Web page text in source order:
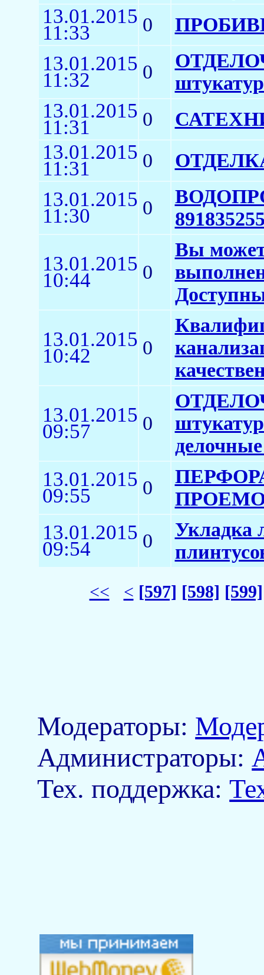
13.01.2015
11:33 0
13.01.2015
11:32 0
13.01.2015
11:31 0
13.01.2015
11:31 0
13.01.2015
11:30 0
13.01.2015
10:44 0
Вы
13.01.2015
10:42 0
13.01.2015
09:57 0
13.01.2015
09:55 0
13.01.2015
09:54 0
Укладка
<< < [597] [598] [599]
Модераторы:
Aдминистраторы:
Тех. поддержка: